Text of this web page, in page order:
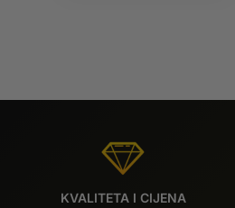
KVALITETA I CIJENA